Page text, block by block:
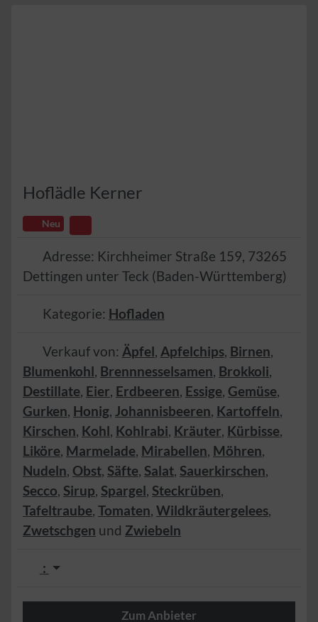
Hoflädle Kerner
Neu
Adresse: Kirchheimer Straße 159, 73265
Dettingen unter Teck (Baden-Württemberg)
Kategorie: Hofladen
Verkauf von: Äpfel, Apfelchips, Birnen,
Blumenkohl, Brennnesselsamen, Brokkoli,
Destillate, Eier, Erdbeeren, Essige, Gemüse,
Gurken, Honig, Johannisbeeren, Kartoffeln,
Kirschen, Kohl, Kohlrabi, Kräuter, Kürbisse,
Liköre, Marmelade, Mirabellen, Möhren,
Nudeln, Obst, Säfte, Salat, Sauerkirschen,
Secco, Sirup, Spargel, Steckrüben,
Tafeltraube, Tomaten, Wildkräutergelees,
Zwetschgen und Zwiebeln
:
Zum Anbieter